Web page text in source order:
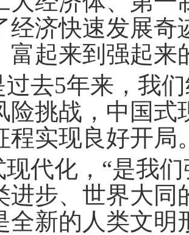
经济快速发展
富起来到强起来
过去5年来，我
险挑战，中国式
程实现良好开局
现代化，“是我
进步、世界大同
全新的人类文明